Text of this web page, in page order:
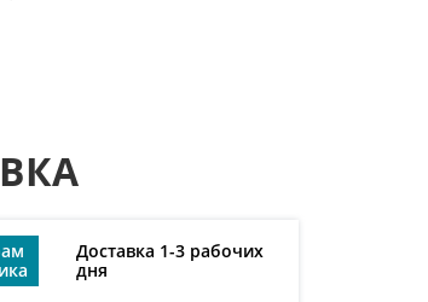
Доставка 1-3 рабочих
дня